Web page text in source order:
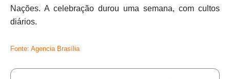
Nações. A celebração durou uma semana, com cultos
diários.
Fonte: Agencia Brasília